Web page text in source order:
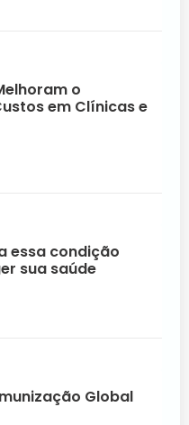
o
em Clínicas e
essa condição
sua saúde
Global